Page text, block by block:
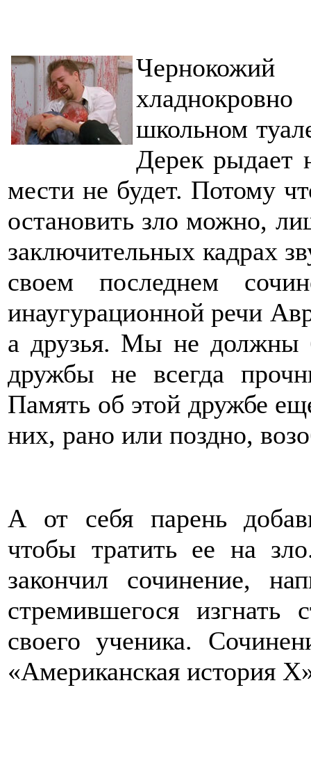
Чернокожий
школьном
Дерек рыдает
мести не будет. Потому
остановить зло можно,
заключительных кадрах
своем последнем
инаугурационной речи
а друзья. Мы не должны
дружбы не всегда
Память об этой дружбе
них, рано или поздно,
А от себя парень
чтобы тратить ее на
закончил сочинение,
стремившегося
своего ученика.
«Американская история